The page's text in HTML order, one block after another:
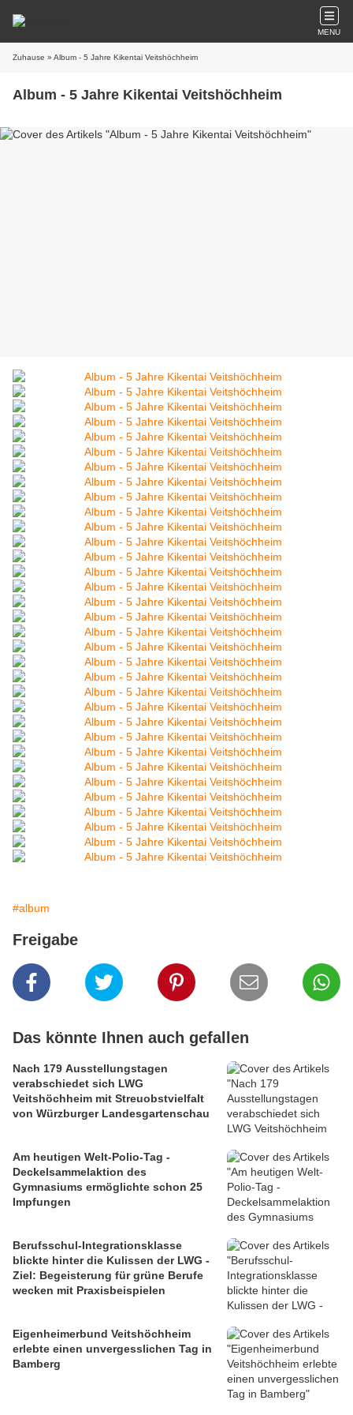
MENU
Zuhause » Album - 5 Jahre Kikentai Veitshöchheim
Album - 5 Jahre Kikentai Veitshöchheim
#album
Freigabe
Das könnte Ihnen auch gefallen
Nach 179 Ausstellungstagen
verabschiedet sich LWG
Veitshöchheim mit Streuobstvielfalt
von Würzburger Landesgartenschau
Am heutigen Welt-Polio-Tag -
Deckelsammelaktion des
Gymnasiums ermöglichte schon 25
Impfungen
Berufsschul-Integrationsklasse
blickte hinter die Kulissen der LWG -
Ziel: Begeisterung für grüne Berufe
wecken mit Praxisbeispielen
Eigenheimerbund Veitshöchheim
erlebte einen unvergesslichen Tag in
Bamberg